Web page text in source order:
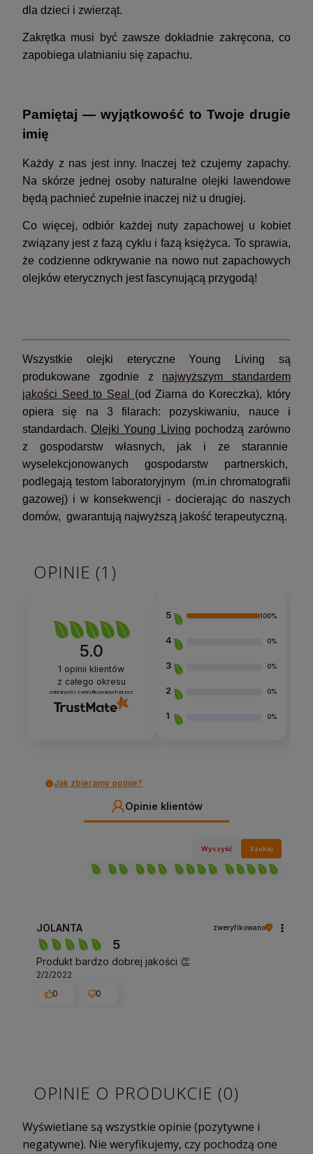
dla dzieci i zwierząt.
Zakrętka musi być zawsze dokładnie zakręcona, co
zapobiega ulatnianiu się zapachu.
Pamiętaj — wyjątkowość to Twoje drugie
imię
Każdy z nas jest inny. Inaczej też czujemy zapachy.
Na skórze jednej osoby naturalne olejki lawendowe
będą pachnieć zupełnie inaczej niż u drugiej.
Co więcej, odbiór każdej nuty zapachowej u kobiet
związany jest z fazą cyklu i fazą księżyca. To sprawia,
że codzienne odkrywanie na nowo nut zapachowych
olejków eterycznych jest fascynującą przygodą!
Wszystkie olejki eteryczne Young Living są
produkowane zgodnie z najwyższym standardem
jakości Seed to Seal
(od Ziarna do Koreczka), który
opiera się na 3 filarach: pozyskiwaniu, nauce i
standardach.Olejki Young Living pochodzą zarówno
z gospodarstw własnych, jak i ze starannie
wyselekcjonowanych gospodarstw partnerskich,
podlegają testom laboratoryjnym (m.in chromatografii
gazowej) i w konsekwencji - docierając do naszych
domów, gwarantują najwyższą jakość terapeutyczną.
OPINIE (1)
5.0
1 opinii klientów
z całego okresu
zebranych i zweryfikowanych przez
5 100%
4 0%
3 0%
2 0%
1 0%
Jak zbieramy opinie?
Opinie klientów
Wyczyść Szukaj
JOLANTA zweryfikowano
5
Produkt bardzo dobrej jakości 👏
2/2/2022
0
0
OPINIE O PRODUKCIE (0)
Wyświetlane są wszystkie opinie (pozytywne i
negatywne). Nie weryfikujemy, czy pochodzą one